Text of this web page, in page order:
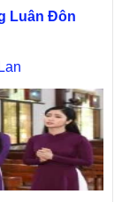
Luân Đôn